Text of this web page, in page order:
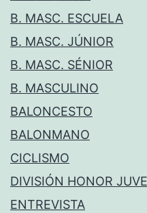
B. MASC. ESCUELA
B. MASC. JÚNIOR
B. MASC. SÉNIOR
B. MASCULINO
BALONCESTO
BALONMANO
CICLISMO
DIVISIÓN HONOR
ENTREVISTA